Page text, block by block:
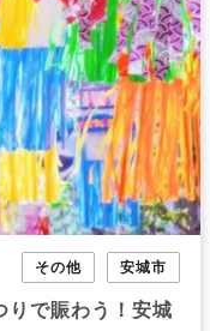
その他 安城市
りで賑わう！安城